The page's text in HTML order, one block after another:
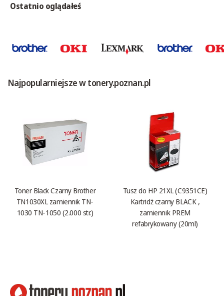
Ostatnio oglądałeś
Najpopularniejsze w tonery.poznan.pl
Toner Black Czarny Brother
TN1030XL zamiennik TN-
1030 TN-1050 (2.000 str.)
Tusz do HP 21XL (C9351CE)
Kartridż czarny BLACK ,
zamiennik PREM
refabrykowany (20ml)